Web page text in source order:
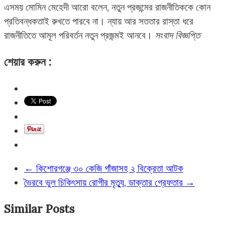
এসময় মোমিন মেহেদী আরো বলেন, নতুন প্রজন্মের রাজনীতিককে কোন
প্রতিবন্ধকতাই রুখতে পারবে না। ন্যায় আর সততার রাস্তা ধরে
রাজনীতিতে আমূল পরিবর্তন নতুন প্রজন্মই আনবে। সংবাদ বিজ্ঞপ্তি
শেয়ার করুন :
← কিশোরগঞ্জে ৩০ কেজি গাঁজাসহ ২ বিক্রেতা আটক
ভৈরবে ভুল চিকিৎসায় রোগীর মৃত্যু, ডাক্তার গ্রেফতার →
Similar Posts